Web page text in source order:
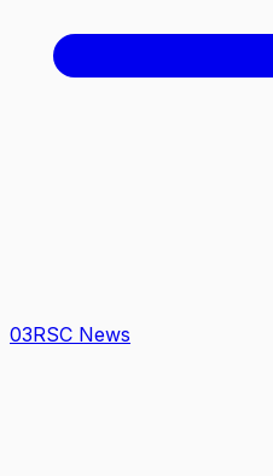
03RSC News